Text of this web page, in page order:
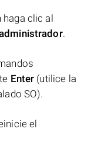
haga clic al
.
Enter (utilice la
SO).
el